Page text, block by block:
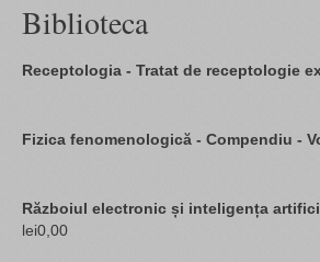
Biblioteca
Receptologia - Tratat de receptologie
Fizica fenomenologică - Compendiu -
Războiul electronic și inteligența
lei0,00